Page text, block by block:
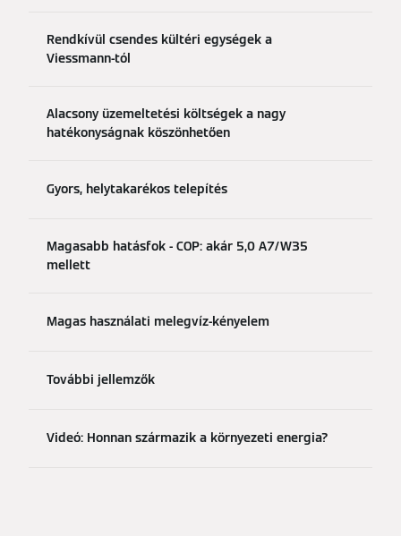
Rendkívül csendes kültéri egységek a
Viessmann-tól
Alacsony üzemeltetési költségek a nagy
hatékonyságnak köszönhetően
Gyors, helytakarékos telepítés
Magasabb hatásfok - COP: akár 5,0 A7/W35
mellett
Magas használati melegvíz-kényelem
További jellemzők
Videó: Honnan származik a környezeti energia?